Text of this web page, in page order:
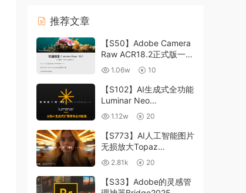
推荐文章
【S50】Adobe Camera
Raw ACR18.2正式版一键
升级包 ACR最新升级包
支持WIN和MAC
1.06w 10
【S102】AI生成式全功能
Luminar Neo
1.24.4(x64)超强修图插件
中文版WIN+MAC含400
个预设
1.12w 20
【S773】AI人工智能图片
无损放大Topaz
Gigapixel AI 8.4.0.1b照
片模糊清晰 PS插件+独立
版 WIN/MAC
2.81k 20
【S33】Adobe的灵感管